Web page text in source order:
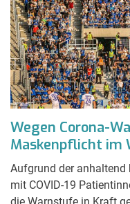
Wegen Corona-
Maskenpflicht im
Aufgrund der anhaltend
mit COVID-19
die Warnstufe in Kraft